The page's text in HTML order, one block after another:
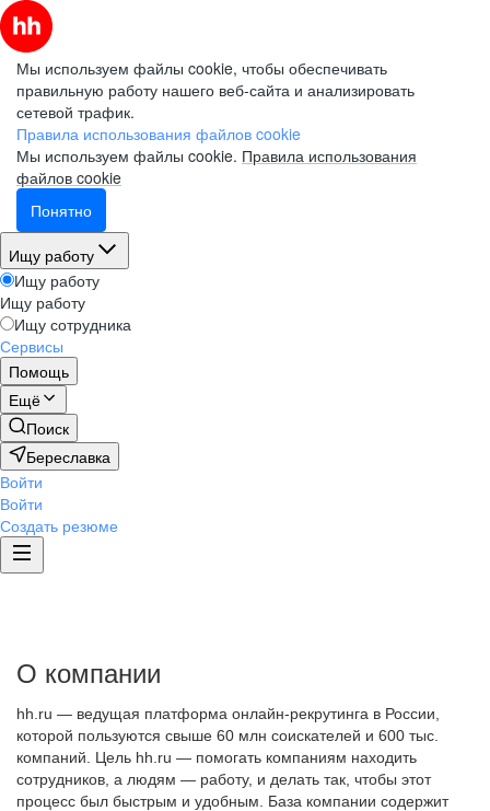
Мы используем файлы cookie, чтобы обеспечивать
правильную работу нашего веб-сайта и анализировать
сетевой трафик.
Правила использования файлов cookie
Мы используем файлы cookie. Правила использования
файлов cookie
Понятно
Ищу работу
Ищу работу
Ищу работу
Ищу сотрудника
Сервисы
Помощь
Ещё
Поиск
Береславка
Войти
Войти
Создать резюме
О компании
hh.ru — ведущая платформа онлайн-рекрутинга в России,
которой пользуются свыше 60 млн соискателей и 600 тыс.
компаний. Цель hh.ru — помогать компаниям находить
сотрудников, а людям — работу, и делать так, чтобы этот
процесс был быстрым и удобным. База компании содержит